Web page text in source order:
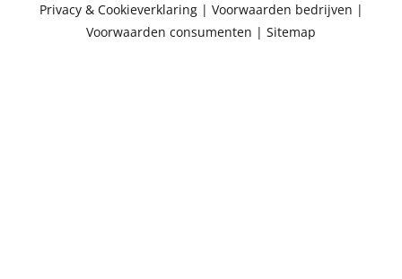
Privacy & Cookieverklaring| Voorwaarden bedrijven |
Voorwaarden consumenten | Sitemap